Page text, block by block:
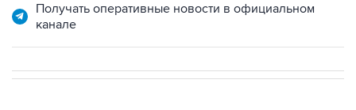
Получать оперативные новости в официальном
канале